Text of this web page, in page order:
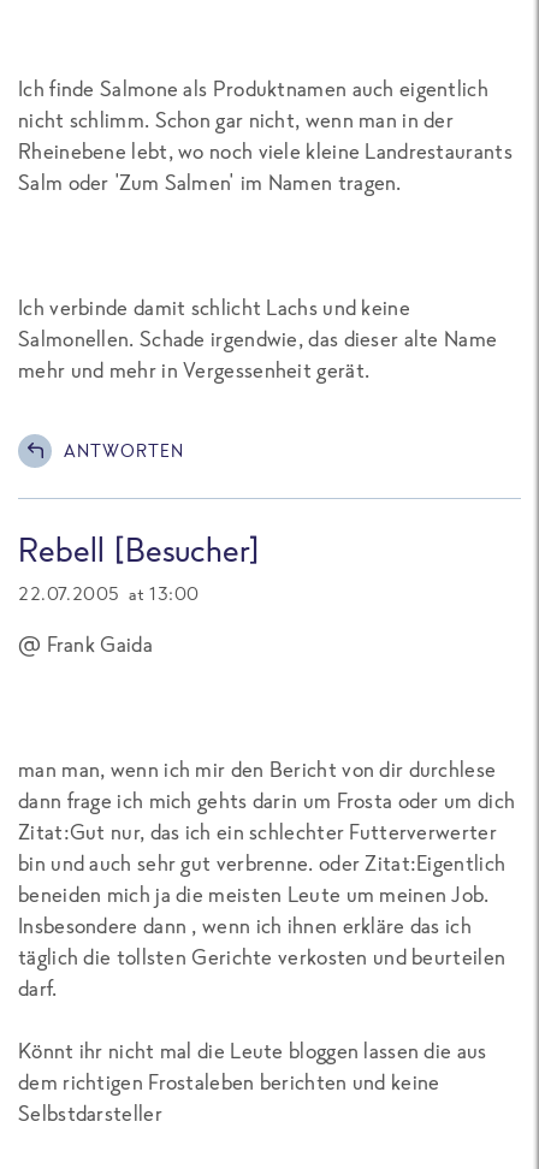
Ich finde Salmone als Produktnamen auch eigentlich
nicht schlimm. Schon gar nicht, wenn man in der
Rheinebene lebt, wo noch viele kleine Landrestaurants
Salm oder 'Zum Salmen' im Namen tragen.
Ich verbinde damit schlicht Lachs und keine
Salmonellen. Schade irgendwie, das dieser alte Name
mehr und mehr in Vergessenheit gerät.
ANTWORTEN
Rebell [Besucher]
22.07.2005 at 13:00
@ Frank Gaida
man man, wenn ich mir den Bericht von dir durchlese
dann frage ich mich gehts darin um Frosta oder um dich
Zitat:Gut nur, das ich ein schlechter Futterverwerter
bin und auch sehr gut verbrenne. oder Zitat:Eigentlich
beneiden mich ja die meisten Leute um meinen Job.
Insbesondere dann , wenn ich ihnen erkläre das ich
täglich die tollsten Gerichte verkosten und beurteilen
darf.
Könnt ihr nicht mal die Leute bloggen lassen die aus
dem richtigen Frostaleben berichten und keine
Selbstdarsteller